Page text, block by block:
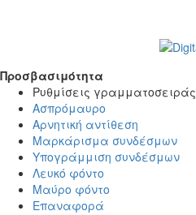
Προσβασιμότητα
Προσβασιμότητα
Ρυθμίσεις γραμματοσειράς
Ασπρόμαυρο
Αρνητική αντίθεση
Μαρκάρισμα συνδέσμων
Υπογράμμιση συνδέσμων
Λευκό φόντο
Μαύρο φόντο
Επαναφορά